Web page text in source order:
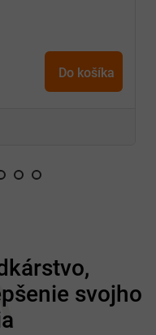
Do košíka
svojho